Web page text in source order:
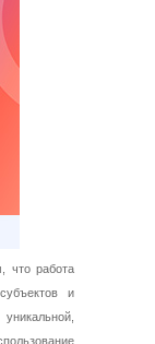
что работа
и